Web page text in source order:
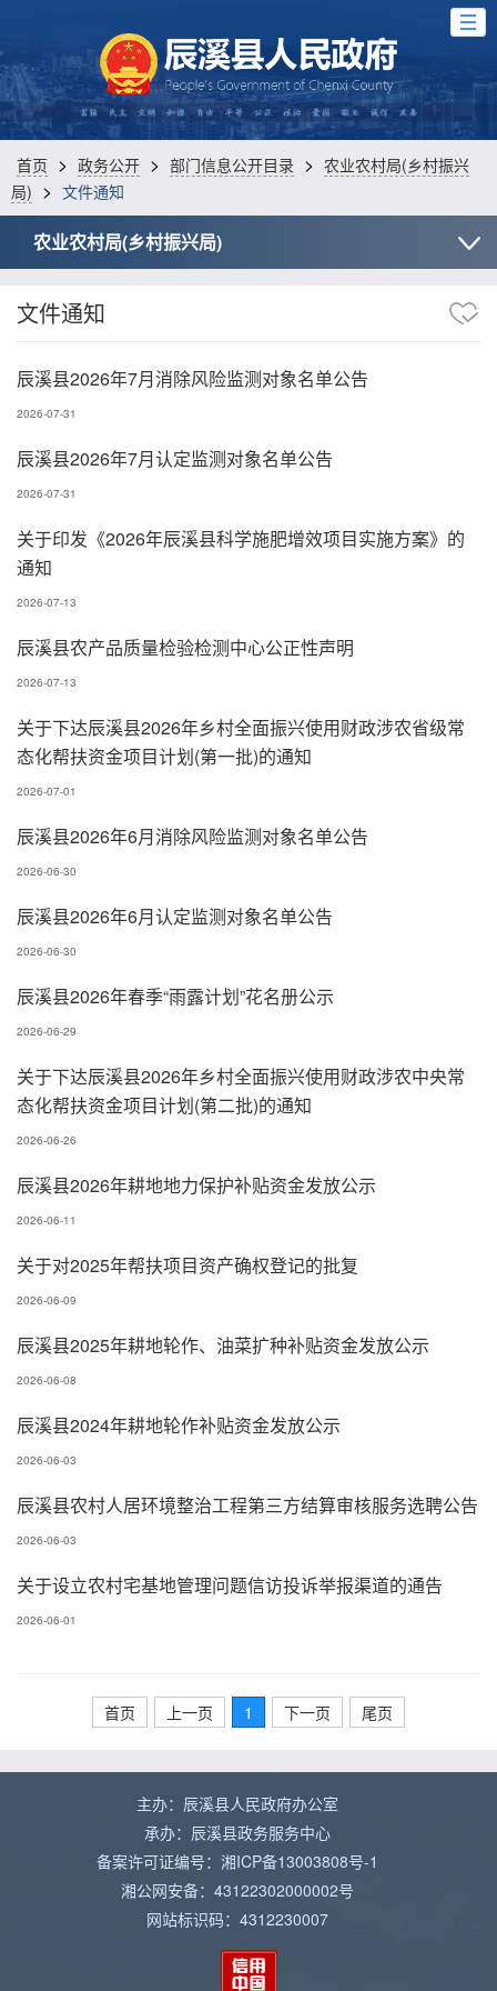
首页 > 政务公开 > 部门信息公开目录 > 农业农村局(乡村振兴
局) > 文件通知
农业农村局(乡村振兴局)
文件通知
辰溪县2026年7月消除风险监测对象名单公告
2026-07-31
辰溪县2026年7月认定监测对象名单公告
2026-07-31
关于印发《2026年辰溪县科学施肥增效项目实施方案》的
通知
2026-07-13
辰溪县农产品质量检验检测中心公正性声明
2026-07-13
关于下达辰溪县2026年乡村全面振兴使用财政涉农省级常
态化帮扶资金项目计划(第一批)的通知
2026-07-01
辰溪县2026年6月消除风险监测对象名单公告
2026-06-30
辰溪县2026年6月认定监测对象名单公告
2026-06-30
辰溪县2026年春季“雨露计划”花名册公示
2026-06-29
关于下达辰溪县2026年乡村全面振兴使用财政涉农中央常
态化帮扶资金项目计划(第二批)的通知
2026-06-26
辰溪县2026年耕地地力保护补贴资金发放公示
2026-06-11
关于对2025年帮扶项目资产确权登记的批复
2026-06-09
辰溪县2025年耕地轮作、油菜扩种补贴资金发放公示
2026-06-08
辰溪县2024年耕地轮作补贴资金发放公示
2026-06-03
辰溪县农村人居环境整治工程第三方结算审核服务选聘公告
2026-06-03
关于设立农村宅基地管理问题信访投诉举报渠道的通告
2026-06-01
首页 上一页 1 下一页 尾页
主办：辰溪县人民政府办公室
承办：辰溪县政务服务中心
备案许可证编号：湘ICP备13003808号-1
湘公网安备：43122302000002号
网站标识码：4312230007